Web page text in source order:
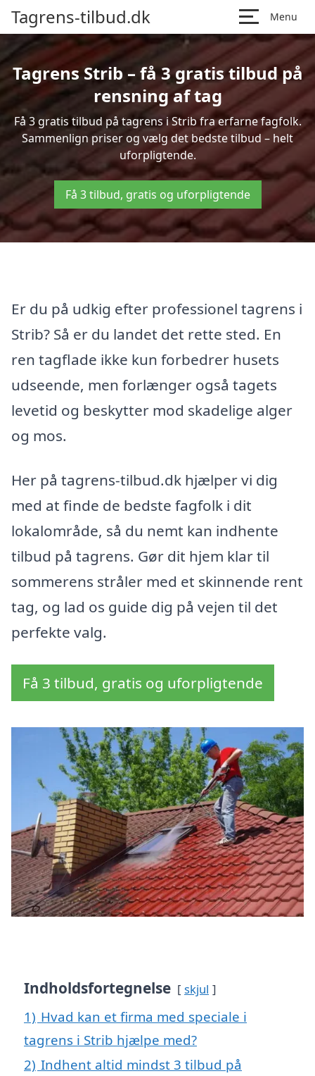
Tagrens-tilbud.dk Menu
Tagrens Strib – få 3 gratis tilbud på
rensning af tag
Få 3 gratis tilbud på tagrens i Strib fra erfarne fagfolk.
Sammenlign priser og vælg det bedste tilbud – helt
uforpligtende.
Få 3 tilbud, gratis og uforpligtende
Er du på udkig efter professionel tagrens i
Strib? Så er du landet det rette sted. En
ren tagflade ikke kun forbedrer husets
udseende, men forlænger også tagets
levetid og beskytter mod skadelige alger
og mos.
Her på tagrens-tilbud.dk hjælper vi dig
med at finde de bedste fagfolk i dit
lokalområde, så du nemt kan indhente
tilbud på tagrens. Gør dit hjem klar til
sommerens stråler med et skinnende rent
tag, og lad os guide dig på vejen til det
perfekte valg.
Få 3 tilbud, gratis og uforpligtende
Indholdsfortegnelse skjul
1) Hvad kan et firma med speciale i
tagrens i Strib hjælpe med?
2) Indhent altid mindst 3 tilbud på